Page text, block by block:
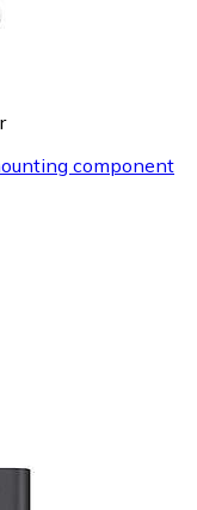
component